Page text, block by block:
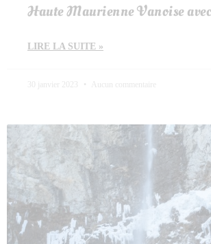
Haute Maurienne Vanoise
LIRE LA SUITE »
30 janvier 2023